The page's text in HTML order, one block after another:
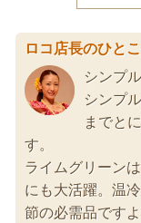
ロコ店長のひと
シンプ
シンプ
までと
す。
ライムグリーン
にも大活躍。温
節の必需品です